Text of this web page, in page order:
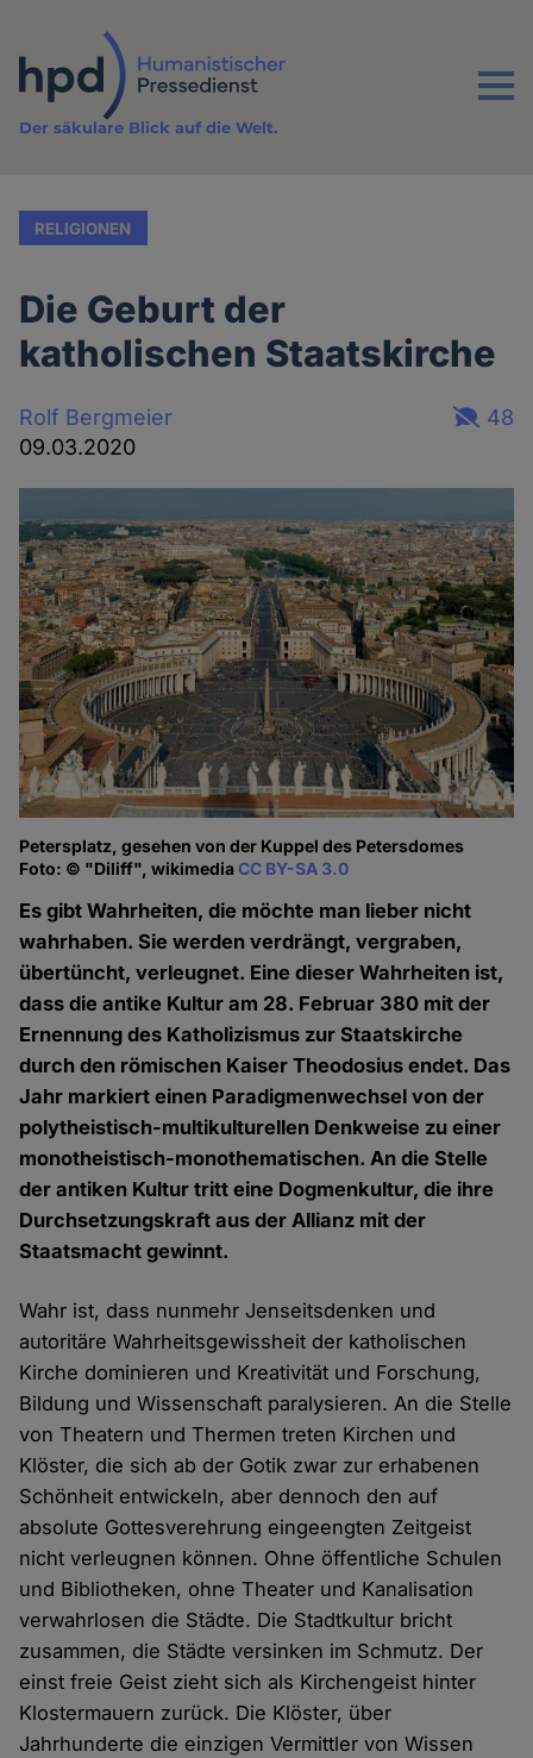
Inhalt
Menu
Der säkulare Blick auf die Welt.
RELIGIONEN
Die Geburt der
katholischen Staatskirche
Rolf Bergmeier
09.03.2020
48
Petersplatz, gesehen von der Kuppel des Petersdomes
Foto: © "Diliff", wikimediaCC BY-SA 3.0
Es gibt Wahrheiten, die möchte man lieber nicht
wahrhaben. Sie werden verdrängt, vergraben,
übertüncht, verleugnet. Eine dieser Wahrheiten ist,
dass die antike Kultur am 28. Februar 380 mit der
Ernennung des Katholizismus zur Staatskirche
durch den römischen Kaiser Theodosius endet. Das
Jahr markiert einen Paradigmenwechsel von der
polytheistisch-multikulturellen Denkweise zu einer
monotheistisch-monothematischen. An die Stelle
der antiken Kultur tritt eine Dogmenkultur, die ihre
Durchsetzungskraft aus der Allianz mit der
Staatsmacht gewinnt.
Wahr ist, dass nunmehr Jenseitsdenken und
autoritäre Wahrheitsgewissheit der katholischen
Kirche dominieren und Kreativität und Forschung,
Bildung und Wissenschaft paralysieren. An die Stelle
von Theatern und Thermen treten Kirchen und
Klöster, die sich ab der Gotik zwar zur erhabenen
Schönheit entwickeln, aber dennoch den auf
absolute Gottesverehrung eingeengten Zeitgeist
nicht verleugnen können. Ohne öffentliche Schulen
und Bibliotheken, ohne Theater und Kanalisation
verwahrlosen die Städte. Die Stadtkultur bricht
zusammen, die Städte versinken im Schmutz. Der
einst freie Geist zieht sich als Kirchengeist hinter
Klostermauern zurück. Die Klöster, über
Jahrhunderte die einzigen Vermittler von Wissen